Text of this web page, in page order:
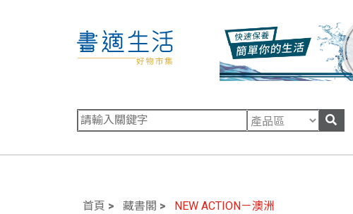
首頁 藏書閣 NEW ACTION－澳洲